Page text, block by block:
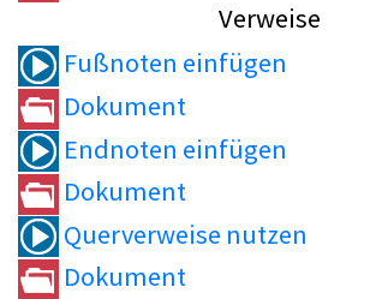
Verweise
Fußnoten einfügen
Dokument
Endnoten einfügen
Dokument
Querverweise nutzen
Dokument